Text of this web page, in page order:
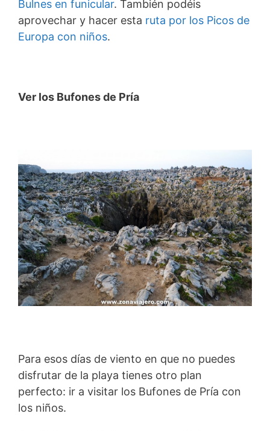
Bulnes en funicular. También podéis
aprovechar y hacer esta ruta por los Picos de
Europa con niños.
Ver los Bufones de Pría
Para esos días de viento en que no puedes
disfrutar de la playa tienes otro plan
perfecto: ir a visitar los Bufones de Pría con
los niños.